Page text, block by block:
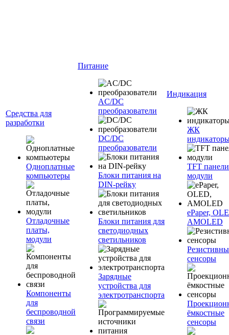
Средства для
разработки
Одноплатные
компьютеры
Отладочные
платы,
модули
Компоненты
для
беспроводной
связи
Питание
AC/DC
преобразователи
DC/DC
преобразователи
Блоки питания на
DIN-рейку
Блоки питания для
светодиодных
светильников
Зарядные
устройства для
электротранспорта
Индикация
ЖК
TFT
модули
ePaper,
AMOLED
сенсоры
ёмкостные
сенсоры